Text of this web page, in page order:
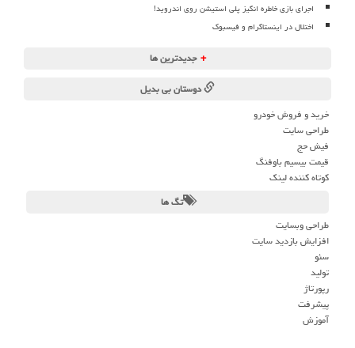
اجرای بازی خاطره انگیز پلی استیشن روی اندروید!
اختلال در اینستاگرام و فیسبوک
+ جدیدترین ها
دوستان بی بدیل
خرید و فروش خودرو
طراحی سایت
فیش حج
قیمت بیسیم باوفنگ
کوتاه کننده لینک
تگ ها
طراحی وبسایت
افزایش بازدید سایت
سئو
تولید
رپورتاژ
پیشرفت
آموزش